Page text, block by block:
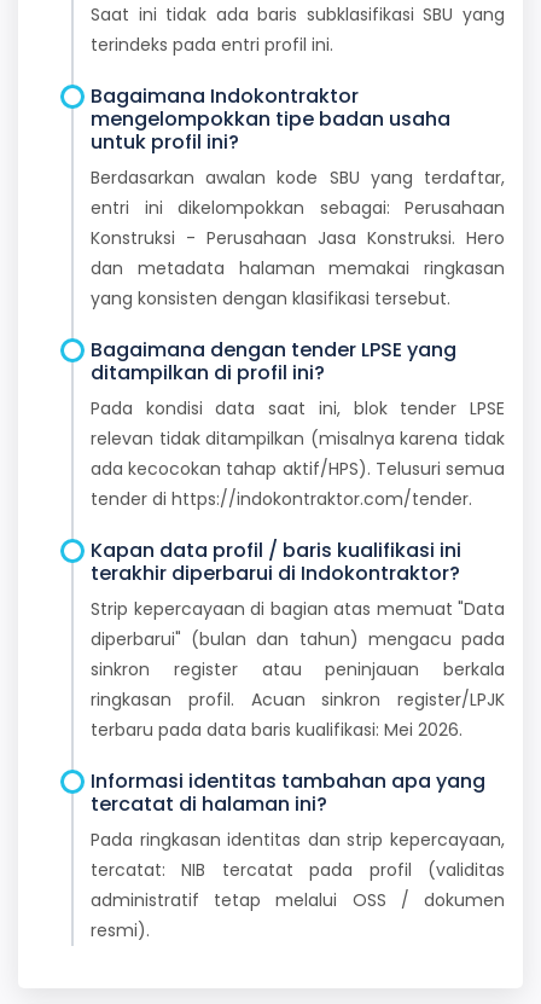
Saat ini tidak ada baris subklasifikasi SBU yang
terindeks pada entri profil ini.
Bagaimana Indokontraktor
mengelompokkan tipe badan usaha
untuk profil ini?
Berdasarkan awalan kode SBU yang terdaftar,
entri ini dikelompokkan sebagai: Perusahaan
Konstruksi - Perusahaan Jasa Konstruksi. Hero
dan metadata halaman memakai ringkasan
yang konsisten dengan klasifikasi tersebut.
Bagaimana dengan tender LPSE yang
ditampilkan di profil ini?
Pada kondisi data saat ini, blok tender LPSE
relevan tidak ditampilkan (misalnya karena tidak
ada kecocokan tahap aktif/HPS). Telusuri semua
tender di https://indokontraktor.com/tender.
Kapan data profil / baris kualifikasi ini
terakhir diperbarui di Indokontraktor?
Strip kepercayaan di bagian atas memuat "Data
diperbarui" (bulan dan tahun) mengacu pada
sinkron register atau peninjauan berkala
ringkasan profil. Acuan sinkron register/LPJK
terbaru pada data baris kualifikasi: Mei 2026.
Informasi identitas tambahan apa yang
tercatat di halaman ini?
Pada ringkasan identitas dan strip kepercayaan,
tercatat: NIB tercatat pada profil (validitas
administratif tetap melalui OSS / dokumen
resmi).